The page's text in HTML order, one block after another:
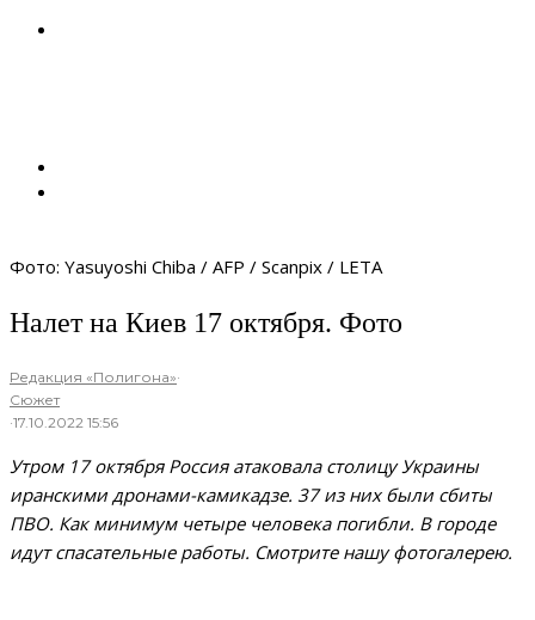
Фото: Yasuyoshi Chiba / AFP / Scanpix / LETA
Налет на Киев 17 октября. Фото
Редакция «Полигона»·
Сюжет
·17.10.2022 15:56
Утром 17 октября Россия атаковала столицу Украины
иранскими дронами-камикадзе. 37 из них были сбиты
ПВО. Как минимум четыре человека погибли. В городе
идут спасательные работы. Смотрите нашу фотогалерею.